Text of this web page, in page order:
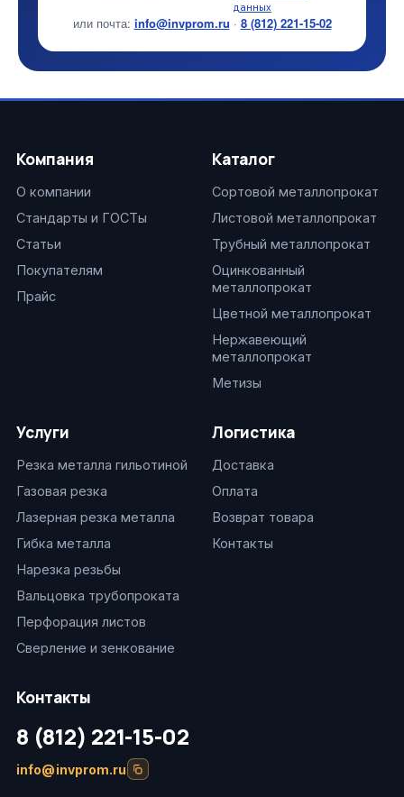
данных
или почта: info@invprom.ru · 8 (812) 221-15-02
Компания
О компании
Стандарты и ГОСТы
Статьи
Покупателям
Прайс
Каталог
Сортовой металлопрокат
Листовой металлопрокат
Трубный металлопрокат
Оцинкованный
металлопрокат
Цветной металлопрокат
Нержавеющий
металлопрокат
Метизы
Услуги
Резка металла гильотиной
Газовая резка
Лазерная резка металла
Гибка металла
Нарезка резьбы
Вальцовка трубопроката
Перфорация листов
Сверление и зенкование
Логистика
Доставка
Оплата
Возврат товара
Контакты
Контакты
8 (812) 221-15-02
info@invprom.ru